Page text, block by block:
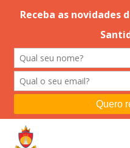
Editorial
Orações